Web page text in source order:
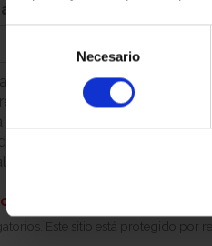
consentimiento
Necesario
persona que realiza la
nuestro equipo se
para la firma. Recuerde
su condición (persona
de reserva
Este sitio está protegido por